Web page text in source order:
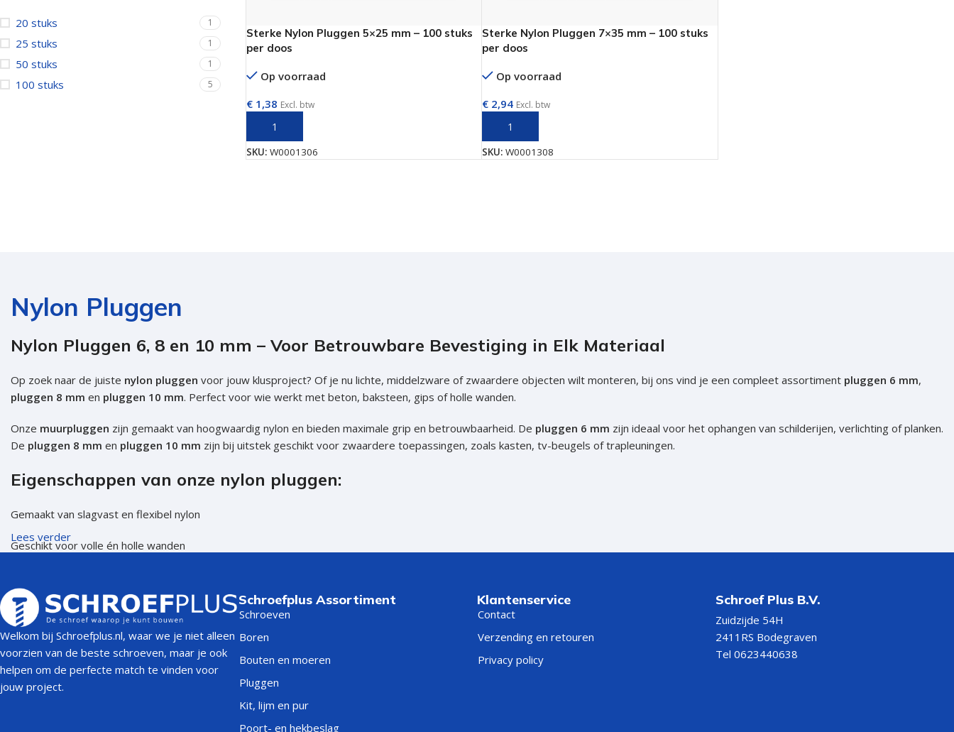
Fermacell schroeven
Ladura schroeven
Hardhoutschroeven
Kozijnschroeven
Zelfborende schroeven
Dakpanplaatschroeven
Heco Topix schroeven
20 stuks 1
25 stuks 1
50 stuks 1
100 stuks 5
Sterke Nylon Pluggen 5×25 mm – 100 stuks
per doos
Op voorraad
€ 1,38 Excl. btw
TOEVOEGEN AAN WINKELWAGEN
SKU: W0001306
Sterke Nylon Pluggen 7×35 mm – 100 stuks
per doos
Op voorraad
€ 2,94 Excl. btw
TOEVOEGEN AAN WINKELWAGEN
SKU:W0001308
Nylon Pluggen
Nylon Pluggen 6, 8 en 10 mm – Voor Betrouwbare Bevestiging in Elk Materiaal
Op zoek naar de juiste nylon pluggen voor jouw klusproject? Of je nu lichte, middelzware of zwaardere objecten wilt monteren, bij ons vind je een compleet assortiment pluggen 6 mm,
pluggen 8 mm en pluggen 10 mm. Perfect voor wie werkt met beton, baksteen, gips of holle wanden.
Onze muurpluggen zijn gemaakt van hoogwaardig nylon en bieden maximale grip en betrouwbaarheid. De pluggen 6 mm zijn ideaal voor het ophangen van schilderijen, verlichting of planken.
De pluggen 8 mm en pluggen 10 mm zijn bij uitstek geschikt voor zwaardere toepassingen, zoals kasten, tv-beugels of trapleuningen.
Eigenschappen van onze nylon pluggen:
Gemaakt van slagvast en flexibel nylon
Geschikt voor volle én holle wanden
Leverbaar in de maten 6 mm, 8 mm en 10 mm en nog veel meer andere maten
Toepassingen:
Pluggen 6 mm (S6):wanddecoratie, verlichting
boekenplanken, rekken, keukenkasten
Lees verder
Welkom bij Schroefplus.nl, waar we je niet alleen
voorzien van de beste schroeven, maar je ook
helpen om de perfecte match te vinden voor
jouw project.
Schroefplus Assortiment
Schroeven
Boren
Bouten en moeren
Pluggen
Kit, lijm en pur
Poort- en hekbeslag
Klantenservice
Contact
Verzending en retouren
Privacy policy
Schroef Plus B.V.
Zuidzijde 54H
2411RS Bodegraven
Tel 0623440638